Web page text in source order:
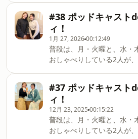
由宇球場・1軍の本拠地マツ
ムについて、オフシーズン
そして1軍の試合の中で衝撃
手のお話などを伺いまし
12月に収録した模様になり
#38 ポッドキャスト
ィ！
1月 27, 202600:12:49
普段は、月・火曜と、水・
おしゃべりしている2人が
習しよう」！！LINEヤフー
「2026年にヒットが期待さ
ワード」をご紹介。その10
をもとに、色々お話をして
キーワードはこちら&darr;
#37 ポッドキャスト
ィ！
12月 23, 2025 00:15:22
普段は、月・火曜と、水・
おしゃべりしている2人が